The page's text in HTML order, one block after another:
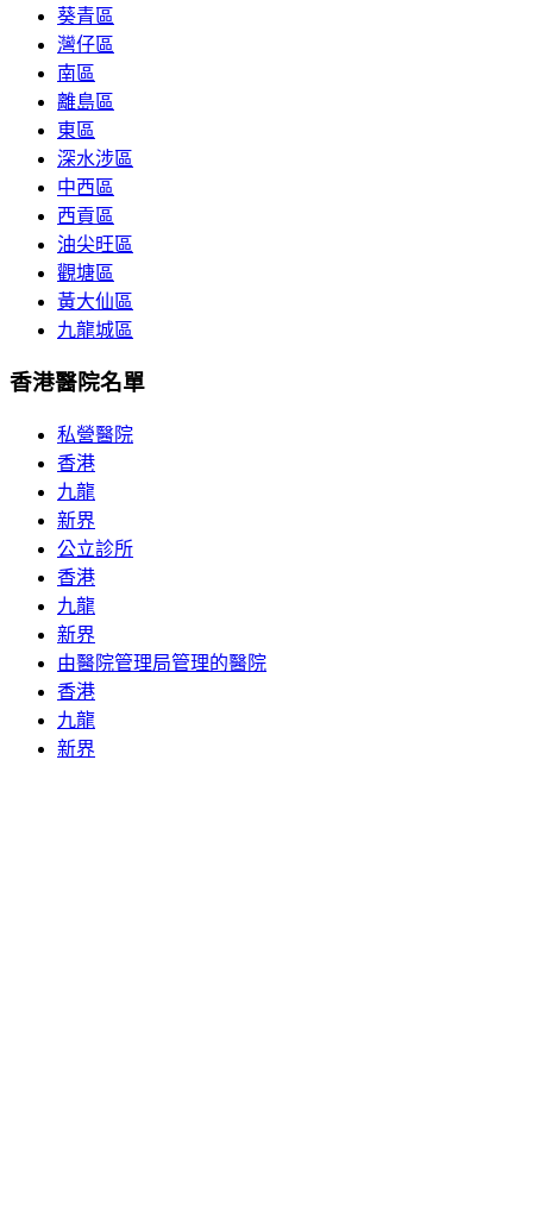
葵青區
灣仔區
南區
離島區
東區
深水涉區
中西區
西貢區
油尖旺區
觀塘區
黃大仙區
九龍城區
香港醫院名單
私營醫院
香港
九龍
新界
公立診所
香港
九龍
新界
由醫院管理局管理的醫院
香港
九龍
新界